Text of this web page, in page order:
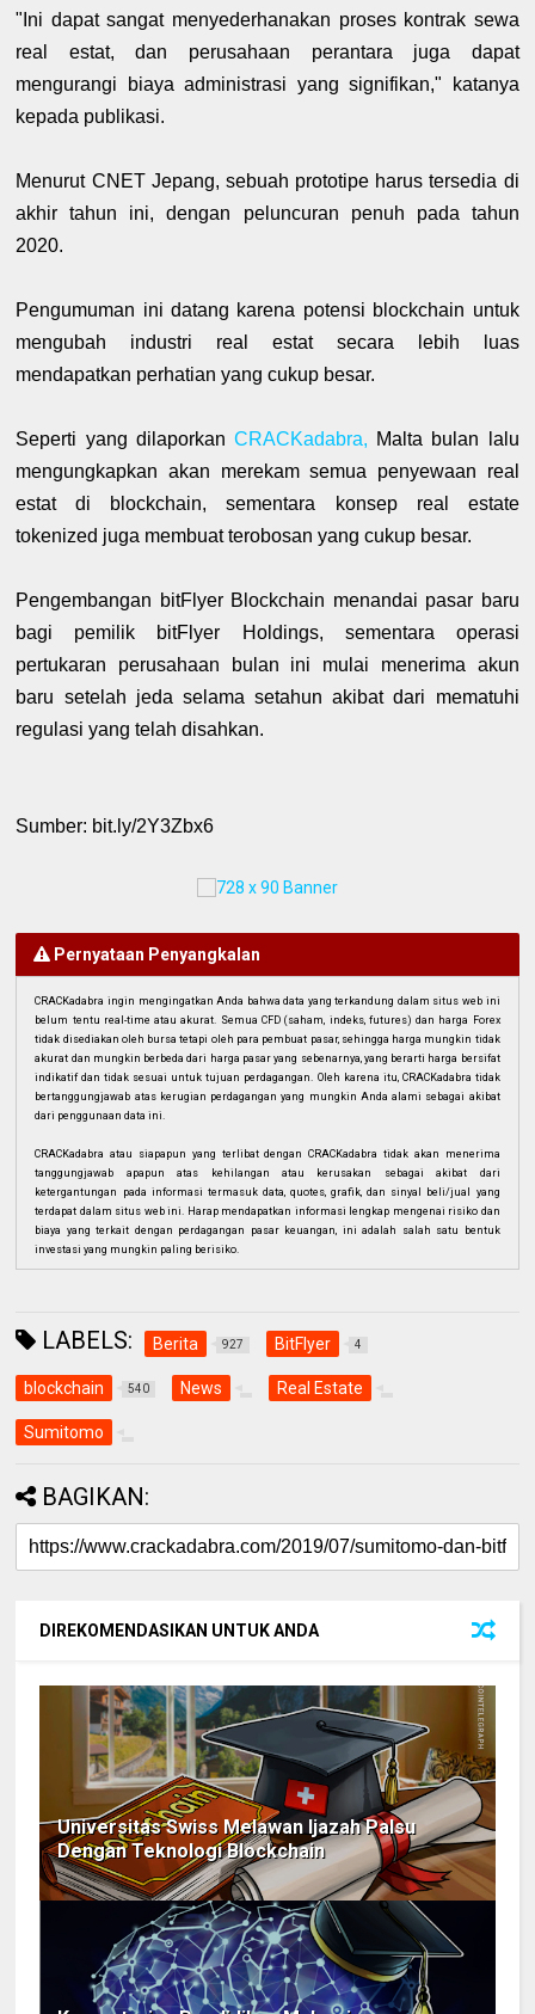
"Ini dapat sangat menyederhanakan proses kontrak sewa
real estat, dan perusahaan perantara juga dapat
mengurangi biaya administrasi yang signifikan," katanya
kepada publikasi.
Menurut CNET Jepang, sebuah prototipe harus tersedia di
akhir tahun ini, dengan peluncuran penuh pada tahun
2020.
Pengumuman ini datang karena potensi blockchain untuk
mengubah industri real estat secara lebih luas
mendapatkan perhatian yang cukup besar.
Seperti yang dilaporkan CRACKadabra, Malta bulan lalu
mengungkapkan akan merekam semua penyewaan real
estat di blockchain, sementara konsep real estate
tokenized juga membuat terobosan yang cukup besar.
Pengembangan bitFlyer Blockchain menandai pasar baru
bagi pemilik bitFlyer Holdings, sementara operasi
pertukaran perusahaan bulan ini mulai menerima akun
baru setelah jeda selama setahun akibat dari mematuhi
regulasi yang telah disahkan.
Sumber: bit.ly/2Y3Zbx6
Pernyataan Penyangkalan
CRACKadabra ingin mengingatkan Anda bahwa data yang terkandung dalam situs web ini
belum tentu real-time atau akurat. Semua CFD (saham, indeks, futures) dan harga Forex
tidak disediakan oleh bursa tetapi oleh para pembuat pasar, sehingga harga mungkin tidak
akurat dan mungkin berbeda dari harga pasar yang sebenarnya, yang berarti harga bersifat
indikatif dan tidak sesuai untuk tujuan perdagangan. Oleh karena itu, CRACKadabra tidak
bertanggungjawab atas kerugian perdagangan yang mungkin Anda alami sebagai akibat
dari penggunaan data ini.
CRACKadabra atau siapapun yang terlibat dengan CRACKadabra tidak akan menerima
tanggungjawab apapun atas kehilangan atau kerusakan sebagai akibat dari
ketergantungan pada informasi termasuk data, quotes, grafik, dan sinyal beli/jual yang
terdapat dalam situs web ini. Harap mendapatkan informasi lengkap mengenai risiko dan
biaya yang terkait dengan perdagangan pasar keuangan, ini adalah salah satu bentuk
investasi yang mungkin paling berisiko.
LABELS: Berita 927 BitFlyer 4
blockchain 540 News Real Estate
Sumitomo
BAGIKAN:
DIREKOMENDASIKAN UNTUK ANDA
Universitas Swiss Melawan Ijazah Palsu
Dengan Teknologi Blockchain